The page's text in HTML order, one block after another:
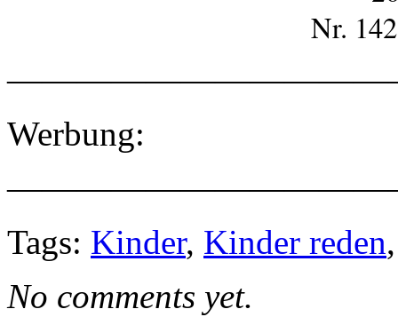
Nr.
Werbung:
Tags: Kinder, Kinder reden
No comments yet.